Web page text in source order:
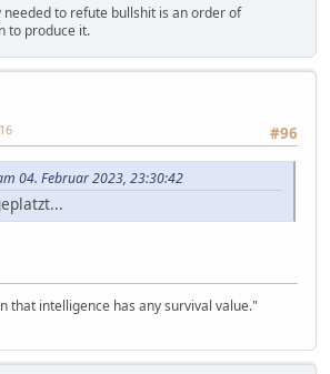
to refute bullshit is an order of
to produce it.
#96
04. Februar 2023, 23:30:42
that intelligence has any survival value."